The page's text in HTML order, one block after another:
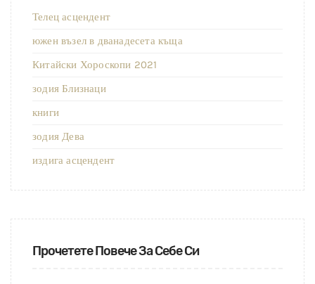
Телец асцендент
южен възел в дванадесета къща
Китайски Хороскопи 2021
зодия Близнаци
книги
зодия Дева
издига асцендент
Прочетете Повече За Себе Си